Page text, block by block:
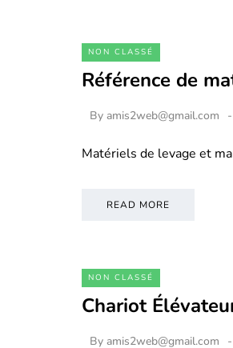
NON CLASSÉ
Référence de
By amis2web@gmail.com
Matériels de levage et
READ MORE
NON CLASSÉ
Chariot
By amis2web@gmail.com